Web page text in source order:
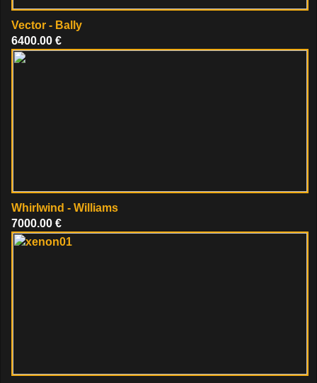
Vector - Bally
6400.00 €
Whirlwind - Williams
7000.00 €